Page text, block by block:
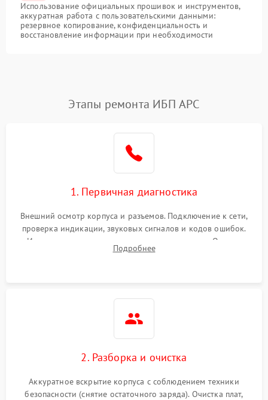
Использование официальных прошивок и инструментов,
аккуратная работа с пользовательскими данными:
резервное копирование, конфиденциальность и
восстановление информации при необходимости
Этапы ремонта ИБП APC
1. Первичная диагностика
Внешний осмотр корпуса и разъемов. Подключение к сети,
проверка индикации, звуковых сигналов и кодов ошибок.
Измерение входного и выходного напряжения. Оценка
реакции ИБП на отключение основного питания без
Подробнее
2. Разборка и очистка
Аккуратное вскрытие корпуса с соблюдением техники
безопасности (снятие остаточного заряда). Очистка плат,